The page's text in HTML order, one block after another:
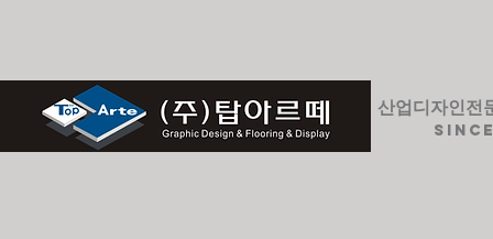
산업디자인전